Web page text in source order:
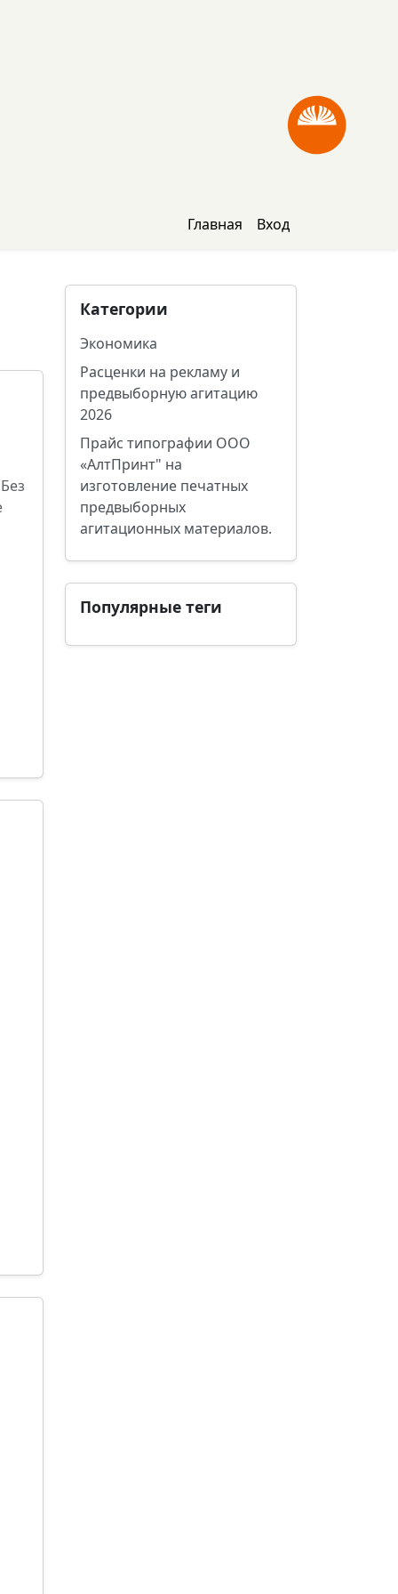
Главная Вход
Категории
Экономика
Расценки на рекламу и
предвыборную агитацию
2026
Прайс типографии ООО
«АлтПринт" на
изготовление печатных
предвыборных
агитационных материалов.
Популярные теги